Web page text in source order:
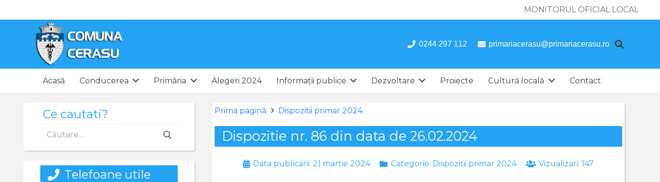
MONITORUL OFICIAL LOCAL
0244 297 112 primariacerasu@primariacerasu.ro
Acasă Conducerea Primăria Alegeri 2024 Informații publice Dezvoltare Proiecte Cultură locală Contact
Prima pagină Dispozitii primar 2024
Dispozitie nr. 86 din data de 26.02.2024
Data publicarii:21 martie 2024 Categorie: Dispozitii primar 2024 Vizualizari:147
Ce cautati?
după:
Telefoane utile